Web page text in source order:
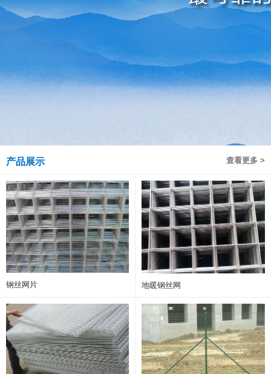
查看更多 >
产品展示
钢丝网片 地暖钢丝网